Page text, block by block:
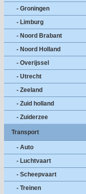
- Groningen
- Limburg
- Noord Brabant
- Noord Holland
- Overijssel
- Utrecht
- Zeeland
- Zuid holland
- Zuiderzee
Transport
- Auto
- Luchtvaart
- Scheepvaart
- Treinen